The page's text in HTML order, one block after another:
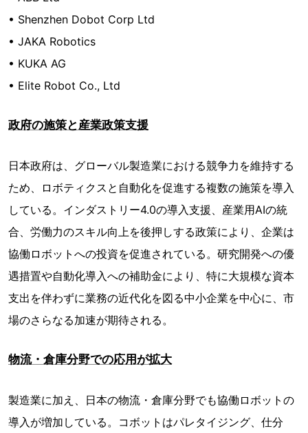
• Shenzhen Dobot Corp Ltd
• JAKA Robotics
• KUKA AG
• Elite Robot Co., Ltd
政府の施策と産業政策支援
日本政府は、グローバル製造業における競争力を維持する
ため、ロボティクスと自動化を促進する複数の施策を導入
している。インダストリー4.0の導入支援、産業用AIの統
合、労働力のスキル向上を後押しする政策により、企業は
協働ロボットへの投資を促進されている。研究開発への優
遇措置や自動化導入への補助金により、特に大規模な資本
支出を伴わずに業務の近代化を図る中小企業を中心に、市
場のさらなる加速が期待される。
物流・倉庫分野での応用が拡大
製造業に加え、日本の物流・倉庫分野でも協働ロボットの
導入が増加している。コボットはパレタイジング、仕分